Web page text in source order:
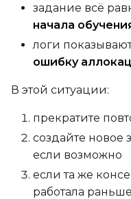
задание всё
начала
логи
ошибку
В этой ситуации:
прекратите
создайте новое
если возможно
если та же
работала